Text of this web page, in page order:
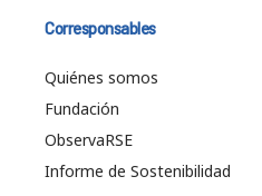
Corresponsables
Quiénes somos
Fundación
ObservaRSE
Informe de Sostenibilidad